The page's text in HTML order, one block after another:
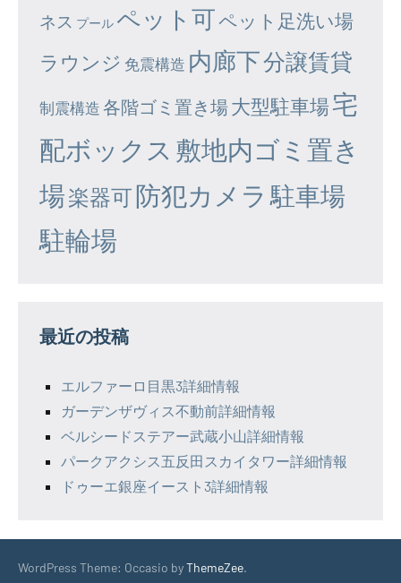
ネス プール ペット可ペット足洗い場
ラウンジ 免震構造 内廊下分譲賃貸
制震構造 各階ゴミ置き場大型駐車場宅
配ボックス 敷地内ゴミ置き
場楽器可防犯カメラ 駐車場
駐輪場
最近の投稿
エルファーロ目黒3詳細情報
ガーデンザヴィス不動前詳細情報
ベルシードステアー武蔵小山詳細情報
パークアクシス五反田スカイタワー詳細情報
ドゥーエ銀座イースト3詳細情報
WordPress Theme: Occasio byThemeZee.